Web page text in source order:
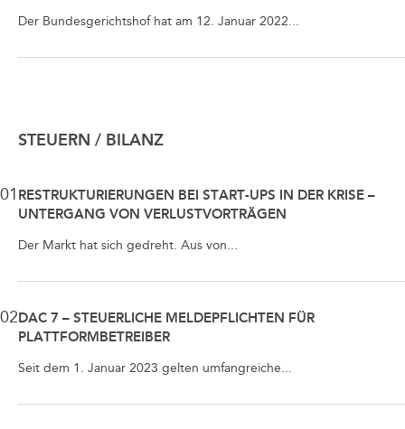
Der Bundesgerichtshof hat am 12. Januar 2022...
STEUERN / BILANZ
01 RESTRUKTURIERUNGEN BEI START-UPS IN DER KRISE –
UNTERGANG VON VERLUSTVORTRÄGEN
Der Markt hat sich gedreht. Aus von...
02 DAC 7 – STEUERLICHE MELDEPFLICHTEN FÜR
PLATTFORMBETREIBER
Seit dem 1. Januar 2023 gelten umfangreiche...